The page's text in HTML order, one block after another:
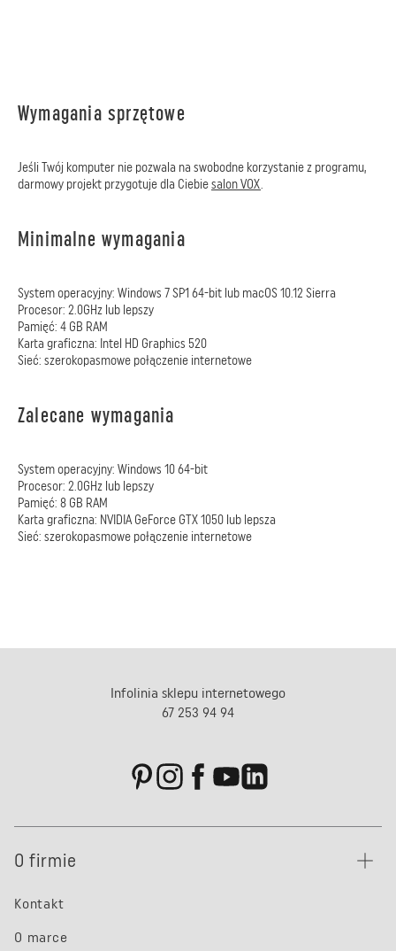
Wymagania sprzętowe
Jeśli Twój komputer nie pozwala na swobodne korzystanie z programu,
darmowy projekt przygotuje dla Ciebiesalon VOX
Minimalne wymagania
System operacyjny: Windows 7 SP1 64-bit lub macOS 10.12 Sierra
Procesor: 2.0GHz lub lepszy
Pamięć: 4 GB RAM
Karta graficzna: Intel HD Graphics 520
Sieć: szerokopasmowe połączenie internetowe
Zalecane wymagania
System operacyjny: Windows 10 64-bit
Procesor: 2.0GHz lub lepszy
Pamięć: 8 GB RAM
Karta graficzna: NVIDIA GeForce GTX 1050 lub lepsza
Sieć: szerokopasmowe połączenie internetowe
Infolinia sklepu internetowego
67 253 94 94
O firmie
Kontakt
O marce